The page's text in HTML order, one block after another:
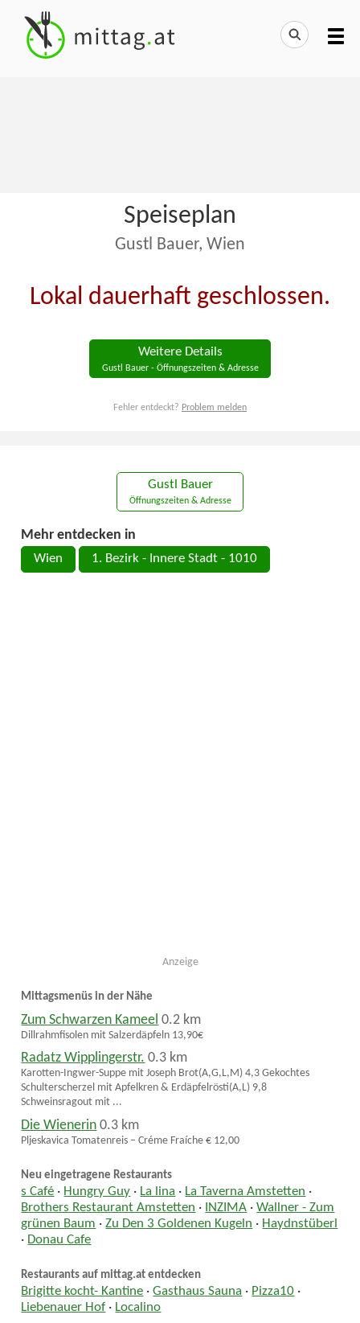
Speiseplan
Gustl Bauer, Wien
Lokal dauerhaft geschlossen.
Weitere Details
Gustl Bauer - Öffnungszeiten & Adresse
Fehler entdeckt? Problem melden
Gustl Bauer
Öffnungszeiten & Adresse
Mehr entdecken in
Wien 1. Bezirk - Innere Stadt - 1010
Anzeige
Mittagsmenüs in der Nähe
Zum Schwarzen Kameel 0.2 km
Dillrahmfisolen mit Salzerdäpfeln 13,90€
Radatz Wipplingerstr. 0.3 km
Karotten-Ingwer-Suppe mit Joseph Brot(A,G,L,M) 4,3 Gekochtes
Schulterscherzel mit Apfelkren & Erdäpfelrösti(A,L) 9,8
Schweinsragout mit ...
Die Wienerin 0.3 km
Pljeskavica Tomatenreis – Créme Fraíche € 12,00
Neu eingetragene Restaurants
s Café · Hungry Guy · La lina · La Taverna Amstetten ·
Brothers Restaurant Amstetten · INZIMA ·Wallner - Zum
grünen Baum ·Zu Den 3 Goldenen Kugeln · Haydnstüberl
· Donau Cafe
Restaurants auf mittag.at entdecken
Brigitte kocht- Kantine ·Gasthaus Sauna · Pizza10 ·
Liebenauer Hof · Localino